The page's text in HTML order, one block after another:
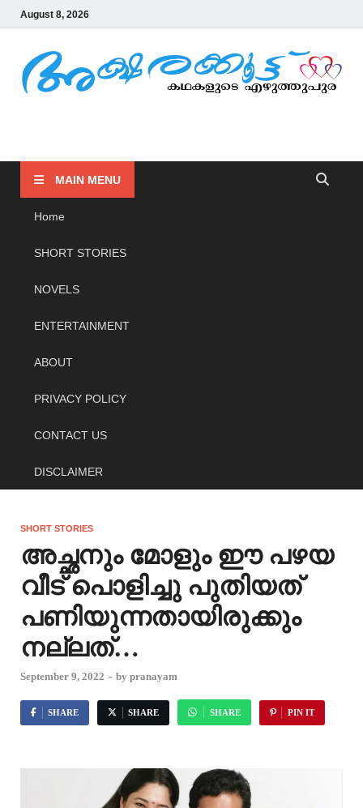
August 8, 2026
MAIN MENU
Home
SHORT STORIES
NOVELS
ENTERTAINMENT
ABOUT
PRIVACY POLICY
CONTACT US
DISCLAIMER
SHORT STORIES
അച്ഛനും മോളും ഈ പഴയ
വീട് പൊളിച്ചു പുതിയത്
പണിയുന്നതായിരുക്കും
നല്ലത്…
September 9, 2022 - by pranayam
SHARE SHARE SHARE PIN IT